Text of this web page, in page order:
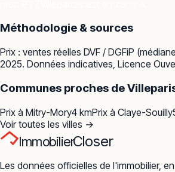
Méthodologie & sources
Prix : ventes réelles DVF / DGFiP
2025. Données indicatives, Licence
Communes proches de
Prix à Mitry-Mory4 kmPrix à Claye-Souilly
Voir toutes les villes →
ImmobilierCloser
Les données officielles de l'immobilier,